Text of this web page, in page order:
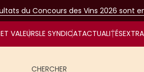
du Concours des Vins 2026 sont
VALEURSLE SYNDICATACTUALITÉS